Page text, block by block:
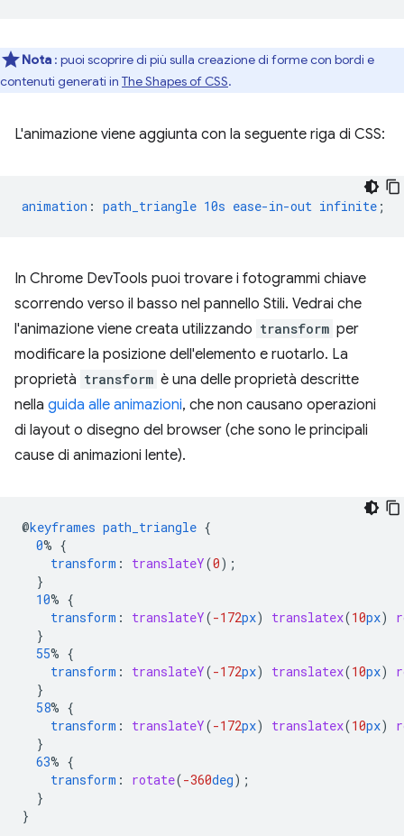
Nota : puoi scoprire di più sulla creazione di forme con bordi e
contenuti generati in The Shapes of CSS.
L'animazione viene aggiunta con la seguente riga di CSS:
animation : path_triangle 10s ease-in-out infinite ;
In Chrome DevTools puoi trovare i fotogrammi chiave
scorrendo verso il basso nel pannello Stili. Vedrai che
l'animazione viene creata utilizzando transform per
modificare la posizione dell'elemento e ruotarlo. La
proprietà transform è una delle proprietà descritte
nella guida alle animazioni, che non causano operazioni
di layout o disegno del browser (che sono le principali
cause di animazioni lente).
@keyframes path_triangle {
0% {
transform : translateY(0);
}
10% {
transform : translateY(-172px) translatex(10px)
}
55% {
transform : translateY(-172px) translatex(10px)
}
58% {
transform : translateY(-172px) translatex(10px)
}
63% {
transform : rotate(-360deg);
}
}